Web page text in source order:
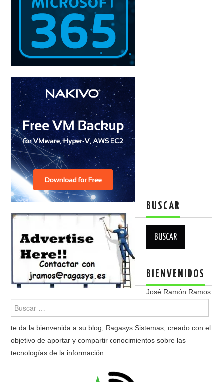
BUSCAR
BIENVENIDOS
José Ramón Ramos
te da la bienvenida a su blog, Ragasys Sistemas, creado con el
objetivo de aportar y compartir conocimientos sobre las
tecnologías de la información.